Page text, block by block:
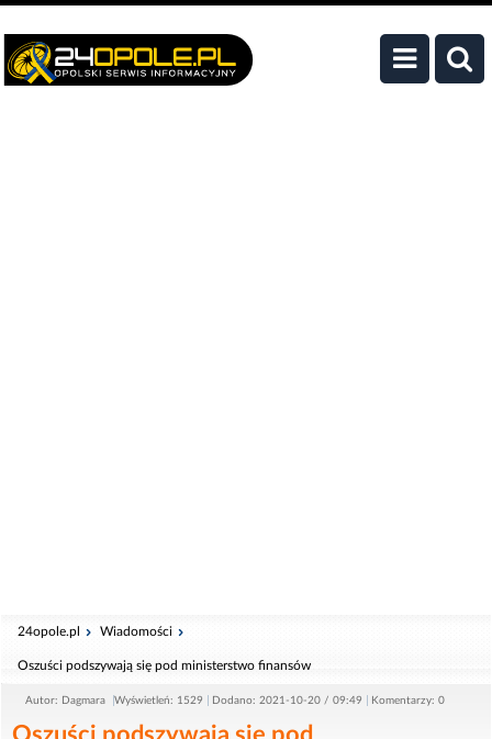
24opole.pl Wiadomości
Oszuści podszywają się pod ministerstwo finansów
Autor: Dagmara Wyświetleń: 1529 Dodano: 2021-10-20 / 09:49 Komentarzy: 0